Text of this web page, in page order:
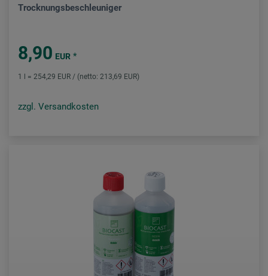
Trocknungsbeschleuniger
8,90 EUR *
1 l = 254,29 EUR / (netto: 213,69 EUR)
zzgl. Versandkosten